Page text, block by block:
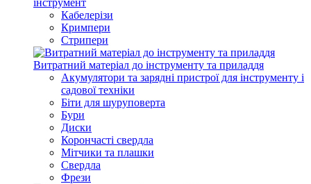
інструмент
Кабелерізи
Кримпери
Стрипери
Витратний матеріал до інструменту та приладдя
Акумулятори та зарядні пристрої для інструменту і
садової техніки
Біти для шуруповерта
Бури
Диски
Корончасті свердла
Мітчики та плашки
Свердла
Фрези